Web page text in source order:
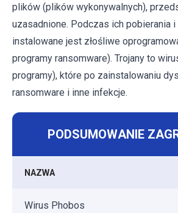
plików (plików wykonywalnych),
uzasadnione. Podczas ich pobierania i
instalowane jest złośliwe
programy ransomware). Trojany to
programy), które po zainstalowaniu
ransomware i inne infekcje.
PODSUMOWANIE
NAZWA
Wirus Phobos